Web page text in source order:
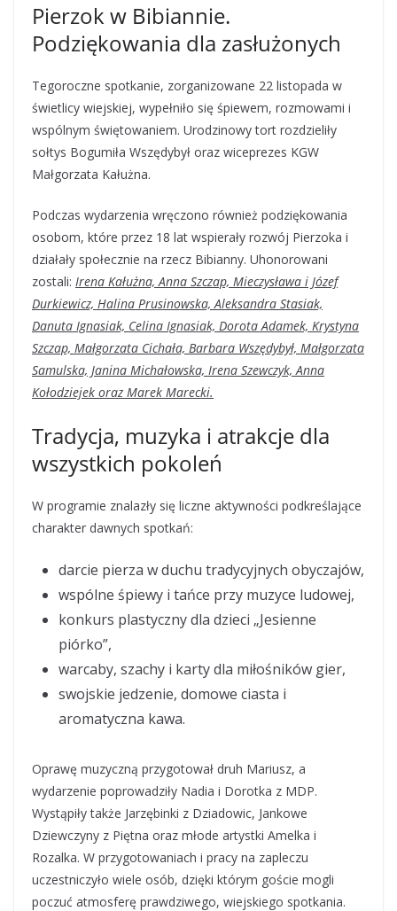
Pierzok w Bibiannie.
Podziękowania dla zasłużonych
Tegoroczne spotkanie, zorganizowane 22 listopada w
świetlicy wiejskiej, wypełniło się śpiewem, rozmowami i
wspólnym świętowaniem. Urodzinowy tort rozdzieliły
sołtys Bogumiła Wszędybył oraz wiceprezes KGW
Małgorzata Kałużna.
Podczas wydarzenia wręczono również podziękowania
osobom, które przez 18 lat wspierały rozwój Pierzoka i
działały społecznie na rzecz Bibianny. Uhonorowani
zostali: Irena Kałużna, Anna Szczap, Mieczysława i Józef
Durkiewicz, Halina Prusinowska, Aleksandra Stasiak,
Danuta Ignasiak, Celina Ignasiak, Dorota Adamek, Krystyna
Szczap, Małgorzata Cichała, Barbara Wszędybył, Małgorzata
Samulska, Janina Michałowska, Irena Szewczyk, Anna
Kołodziejek oraz Marek Marecki.
Tradycja, muzyka i atrakcje dla
wszystkich pokoleń
W programie znalazły się liczne aktywności podkreślające
charakter dawnych spotkań:
darcie pierza w duchu tradycyjnych obyczajów,
wspólne śpiewy i tańce przy muzyce ludowej,
konkurs plastyczny dla dzieci „Jesienne
piórko”,
warcaby, szachy i karty dla miłośników gier,
swojskie jedzenie, domowe ciasta i
aromatyczna kawa.
Oprawę muzyczną przygotował druh Mariusz, a
wydarzenie poprowadziły Nadia i Dorotka z MDP.
Wystąpiły także Jarzębinki z Dziadowic, Jankowe
Dziewczyny z Piętna oraz młode artystki Amelka i
Rozalka. W przygotowaniach i pracy na zapleczu
uczestniczyło wiele osób, dzięki którym goście mogli
poczuć atmosferę prawdziwego, wiejskiego spotkania.